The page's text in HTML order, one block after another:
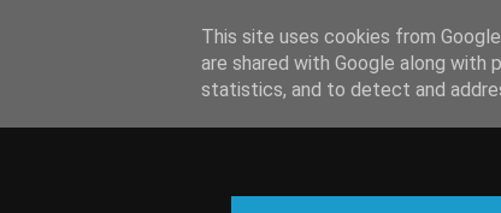
This site uses cookies from
are shared with Google along
statistics, and to detect and